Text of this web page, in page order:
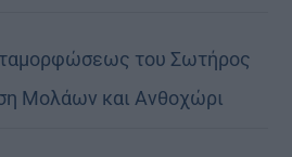
του Σωτήρος
Μολάων και Ανθοχώρι